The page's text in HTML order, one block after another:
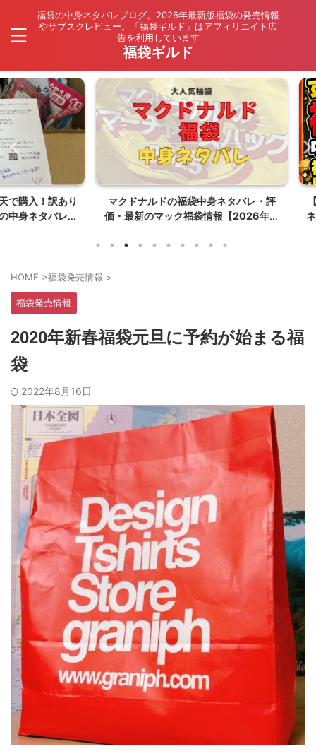
福袋の中身ネタバレブログ。2026年最新版福袋の発売情報
やサブスクレビュー。「福袋ギルド」はアフィリエイト広
告を利用しています
福袋ギルド
！訳あり
タバレ
マクドナルドの福袋中身ネタバレ・評
価・最新のマック福袋情報【2026年夏
【2026
ネタバレ
HOME >福袋発売情報 >
福袋発売情報
2020年新春福袋元旦に予約が始まる福
袋
2022年8月16日